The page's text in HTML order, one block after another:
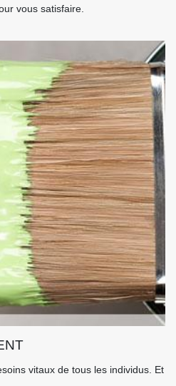
vous satisfaire.
vitaux de tous les individus. Et